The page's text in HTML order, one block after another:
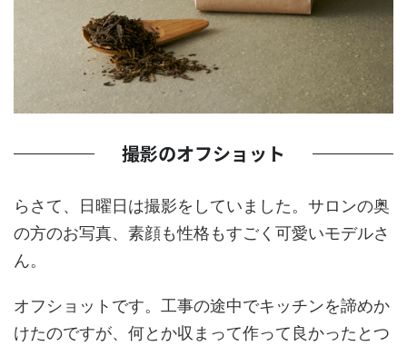
撮影のオフショット
らさて、日曜日は撮影をしていました。サロンの奥
の方のお写真、素顔も性格もすごく可愛いモデルさ
ん。
オフショットです。工事の途中でキッチンを諦めか
けたのですが、何とか収まって作って良かったとつ